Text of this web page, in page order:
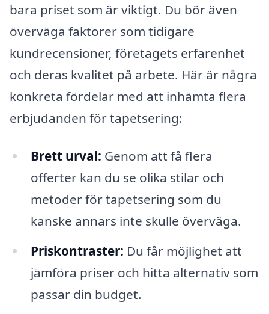
bara priset som är viktigt. Du bör även
överväga faktorer som tidigare
kundrecensioner, företagets erfarenhet
och deras kvalitet på arbete. Här är några
konkreta fördelar med att inhämta flera
erbjudanden för tapetsering:
Brett urval: Genom att få flera
offerter kan du se olika stilar och
metoder för tapetsering som du
kanske annars inte skulle överväga.
Priskontraster: Du får möjlighet att
jämföra priser och hitta alternativ som
passar din budget.